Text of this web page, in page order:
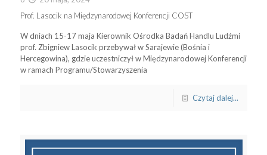
Prof. Lasocik na Międzynarodowej Konferencji COST
W dniach 15-17 maja Kierownik Ośrodka Badań Handlu Ludźmi
prof. Zbigniew Lasocik przebywał w Sarajewie (Bośnia i
Hercegowina), gdzie uczestniczył w Międzynarodowej Konferencji
w ramach Programu/Stowarzyszenia
Czytaj dalej...